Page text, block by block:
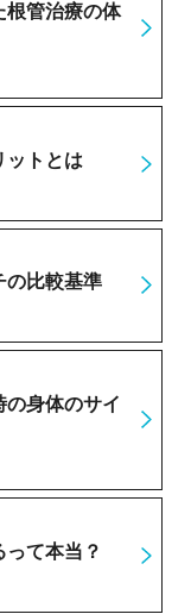
根管治療の体
ットとは
の比較基準
の身体のサイ
て本当？